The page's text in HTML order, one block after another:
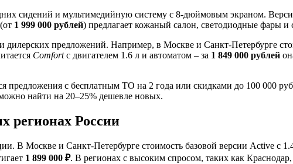
сидений и мультимедийную систему с 8-дюймовым экраном.
(от 1 999 000 рублей) предлагает кожаный салон, светодиодные фары и
дилерских предложений. Например, в Москве и Санкт-Петербурге
Comfortс двигателем 1.6 л и автоматом – за 1 849 000 рублей
предложения с бесплатным ТО на 2 года или скидками до 100 000
найти на 20–25% дешевле новых.
регионах России
В Москве и Санкт-Петербурге стоимость базовой версии Active с
1 899 000 ₽. В регионах с высоким спросом, таких как